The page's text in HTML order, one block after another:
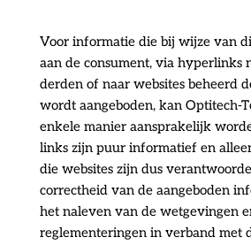
Voor informatie die bij wijze van
aan de consument, via hyperlinks
derden of naar websites beheerd
wordt aangeboden, kan Optitech-
enkele manier aansprakelijk
links zijn puur informatief en
die websites zijn dus
correctheid van de aangeboden
het naleven van de wetgevingen
reglementeringen in verband met